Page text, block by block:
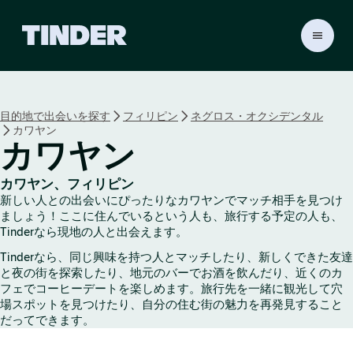
r
ー
ペ
ー
ジ
目的地で出会いを探す フィリピン
ネグロス・オクシデンタル
カワヤン
カワヤン
カワヤン、フィリピン
新しい人との出会いにぴったりなカワヤンでマッチ相手を見つけ
ましょう！ここに住んでいるという人も、旅行する予定の人も、
Tinderなら現地の人と出会えます。
Tinderなら、同じ興味を持つ人とマッチしたり、新しくできた友達
と夜の街を探索したり、地元のバーでお酒を飲んだり、近くのカ
フェでコーヒーデートを楽しめます。旅行先を一緒に観光して穴
場スポットを見つけたり、自分の住む街の魅力を再発見すること
だってできます。